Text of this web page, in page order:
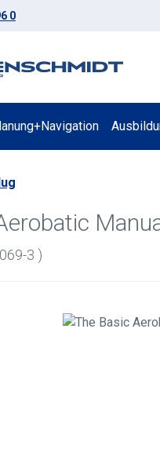
springen
0
3 )